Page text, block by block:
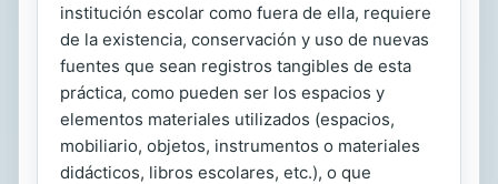
institución escolar como fuera de ella, requiere
de la existencia, conservación y uso de nuevas
fuentes que sean registros tangibles de esta
práctica, como pueden ser los espacios y
elementos materiales utilizados (espacios,
mobiliario, objetos, instrumentos o materiales
didácticos, libros escolares, etc.), o que